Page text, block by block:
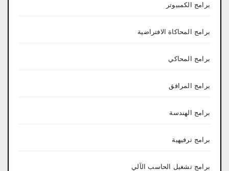
برامج الكمبيوتر
برامج المحاكاة الافتراضية
برامج المحاكي
برامج المرافق
برامج الهندسة
برامج ترفيهية
برامج تشغيل الحاسب الآلي